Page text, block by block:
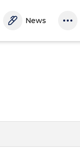
News